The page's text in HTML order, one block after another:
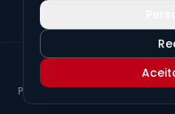
© 2026 Exclusive Pisos e
Política de PrivacidadeTermos